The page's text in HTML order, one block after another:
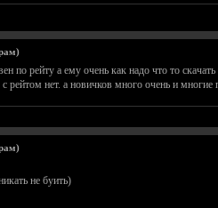
по рейту а ему очень как надо что то
нет. а новичков много очень и многие
не буить)